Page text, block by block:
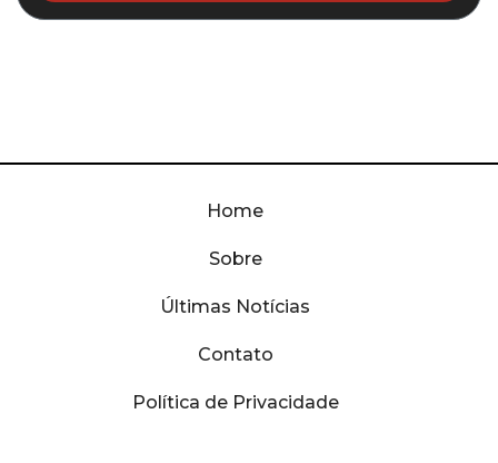
Home
Sobre
Últimas Notícias
Contato
Política de Privacidade